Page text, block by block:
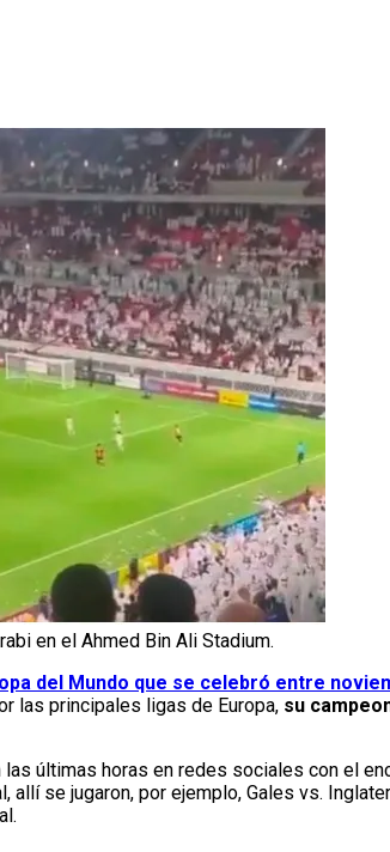
en el Ahmed Bin Ali Stadium.
del Mundo que se celebró entre
las principales ligas de Europa, su
últimas horas en redes sociales con el
allí se jugaron, por ejemplo, Gales vs.